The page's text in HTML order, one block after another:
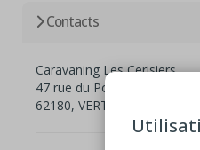
Contacts
Caravaning Les Cerisiers
47 rue du Pont rouge
62180, VERTON